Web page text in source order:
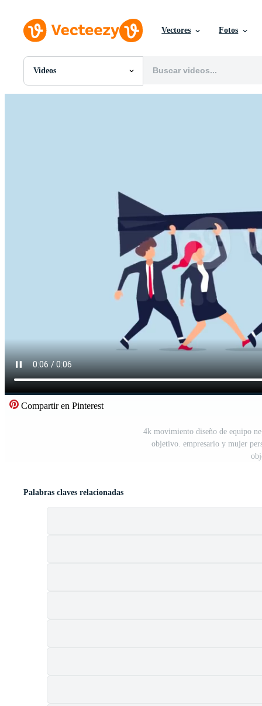
Vectores Fotos
Videos
Todas Imágenes
Imágenes Editoriales
Compartir en Pinterest
4k movimiento diseño de equipo
objetivo. empresario y mujer
Palabras claves relacionadas